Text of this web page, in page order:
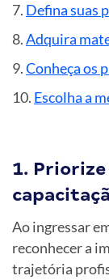
Defina suas
Adquira
Conheça os
Escolha a
1.
Ao ingressar
reconhecer a
trajetória